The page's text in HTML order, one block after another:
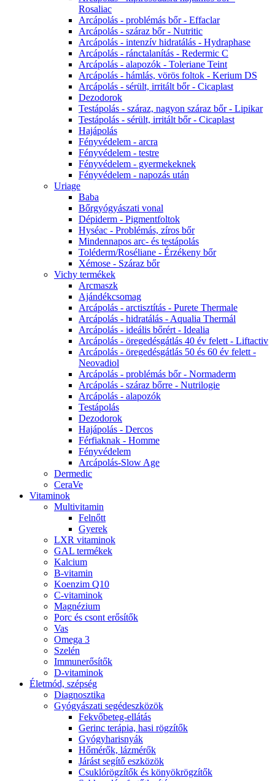
Rosaliac
Arcápolás - problémás bőr - Effaclar
Arcápolás - száraz bőr - Nutritic
Arcápolás - intenzív hidratálás - Hydraphase
Arcápolás - ránctalanítás - Redermic C
Arcápolás - alapozók - Toleriane Teint
Arcápolás - hámlás, vörös foltok - Kerium DS
Arcápolás - sérült, irritált bőr - Cicaplast
Dezodorok
Testápolás - száraz, nagyon száraz bőr - Lipikar
Testápolás - sérült, irritált bőr - Cicaplast
Hajápolás
Fényvédelem - arcra
Fényvédelem - testre
Fényvédelem - gyermekeknek
Fényvédelem - napozás után
Uriage
Baba
Bőrgyógyászati vonal
Dépiderm - Pigmentfoltok
Hyséac - Problémás, zíros bőr
Mindennapos arc- és testápolás
Toléderm/Roséliane - Érzékeny bőr
Xémose - Száraz bőr
Vichy termékek
Arcmaszk
Ajándékcsomag
Arcápolás - arctisztítás - Purete Thermale
Arcápolás - hidratálás - Aqualia Thermál
Arcápolás - ideális bőrért - Idealia
Arcápolás - öregedésgátlás 40 év felett - Liftactiv
Arcápolás - öregedésgátlás 50 és 60 év felett -
Neovadiol
Arcápolás - problémás bőr - Normaderm
Arcápolás - száraz bőrre - Nutrilogie
Arcápolás - alapozók
Testápolás
Dezodorok
Hajápolás - Dercos
Férfiaknak - Homme
Fényvédelem
Arcápolás-Slow Age
Dermedic
CeraVe
Vitaminok
Multivitamin
Felnőtt
Gyerek
LXR vitaminok
GAL termékek
Kalcium
B-vitamin
Koenzim Q10
C-vitaminok
Magnézium
Porc és csont erősítők
Vas
Omega 3
Szelén
Immunerősítők
D-vitaminok
Életmód, szépség
Diagnosztika
Gyógyászati segédeszközök
Fekvőbeteg-ellátás
Gerinc terápia, hasi rögzítők
Gyógyharisnyák
Hőmérők, lázmérők
Járást segítő eszközök
Csuklórögzítők és könyökrögzítők